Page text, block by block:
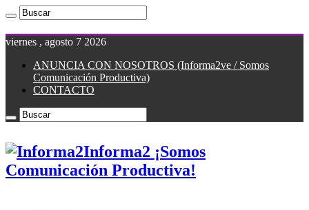
viernes , agosto 7 2026
ANUNCIA CON NOSOTROS (Informa2ve / Somos
Comunicación Productiva)
CONTACTO
Informa2 ¡Somos
Comunicación Productiva!